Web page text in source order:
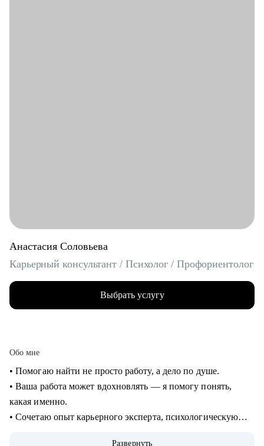
Анастасия Соловьева
Карьерный консультант / Психолог / Профориентолог
Выбрать услугу
Обо мне
• Помогаю найти не просто работу, а дело по душе.
• Ваша работа может вдохновлять — я помогу понять,
какая именно.
• Сочетаю опыт карьерного эксперта, психологическую
Развернуть